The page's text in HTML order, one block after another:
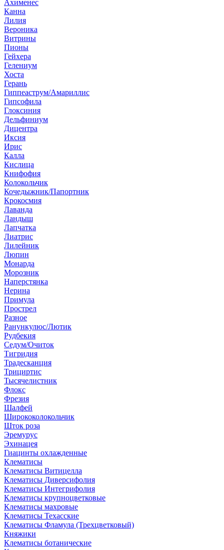
Ахименес
Канна
Лилия
Вероника
Витрины
Пионы
Гейхера
Гелениум
Хоста
Герань
Гиппеаструм/Амариллис
Гипсофила
Глоксиния
Дельфиниум
Дицентра
Иксия
Ирис
Калла
Кислица
Книфофия
Колокольчик
Кочедыжник/Папортник
Крокосмия
Лаванда
Ландыш
Лапчатка
Лиатрис
Лилейник
Люпин
Монарда
Морозник
Наперстянка
Нерина
Примула
Прострел
Разное
Ранункулюс/Лютик
Рудбекия
Седум/Очиток
Тигридия
Традесканция
Трициртис
Тысячелистник
Флокс
Фрезия
Шалфей
Ширококолокольчик
Шток роза
Эремурус
Эхинацея
Гиацинты охлажденные
Клематисы
Клематисы Витицелла
Клематисы Диверсифолия
Клематисы Интегрифолия
Клематисы крупноцветковые
Клематисы махровые
Клематисы Техасские
Клематисы Фламула (Трехцветковый)
Княжики
Клематисы ботанические